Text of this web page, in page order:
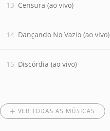
Censura (ao vivo)
Dançando No Vazio (ao vivo)
Discórdia (ao vivo)
VER TODAS AS MÚSICAS